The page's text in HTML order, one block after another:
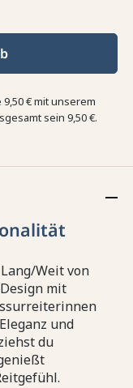
9,50 €mit unserem
sein 9,50 €.
Weit von
mit
und
du